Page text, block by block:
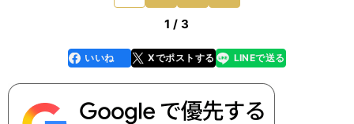
1 / 3
faceboo
k
いいね Xでポストする
line LINEで送る